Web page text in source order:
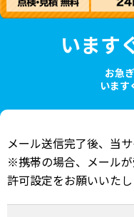
います
お急
います
メール送信完了後、当
※携帯の場合、メール
許可設定をお願いいたし